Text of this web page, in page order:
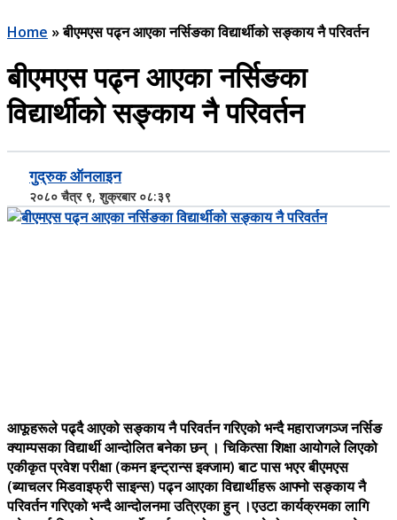
Home »बीएमएस पढ्न आएका नर्सिङका विद्यार्थीको सङ्काय नै परिवर्तन
बीएमएस पढ्न आएका नर्सिङका
विद्यार्थीको सङ्काय नै परिवर्तन
गुद्रुक ऑनलाइन
२०८० चैत्र ९, शुक्रबार ०८:३९
आफूहरूले पढ्दै आएको सङ्काय नै परिवर्तन गरिएको भन्दै महाराजगञ्ज नर्सिङ
क्याम्पसका विद्यार्थी आन्दोलित बनेका छन् । चिकित्सा शिक्षा आयोगले लिएको
एकीकृत प्रवेश परीक्षा (कमन इन्ट्रान्स इक्जाम) बाट पास भएर बीएमएस
(ब्याचलर मिडवाइफ्री साइन्स) पढ्न आएका विद्यार्थीहरू आफ्नो सङ्काय नै
परिवर्तन गरिएको भन्दै आन्दोलनमा उत्रिएका हुन् ।एउटा कार्यक्रमका लागि